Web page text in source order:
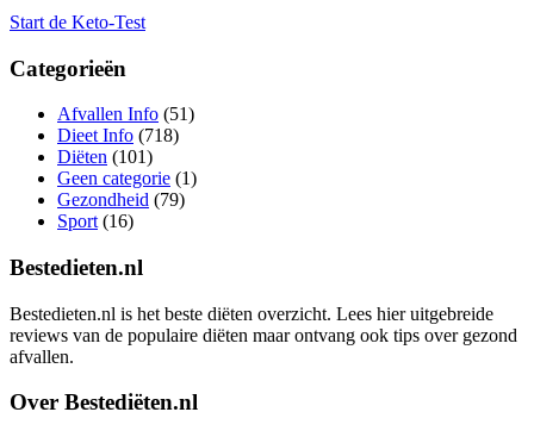
Start de Keto-Test
Categorieën
Afvallen Info (51)
Dieet Info (718)
Diëten (101)
Geen categorie (1)
Gezondheid (79)
Sport (16)
Bestedieten.nl
Bestedieten.nl is het beste diëten overzicht. Lees hier uitgebreide
reviews van de populaire diëten maar ontvang ook tips over gezond
afvallen.
Over Bestediëten.nl